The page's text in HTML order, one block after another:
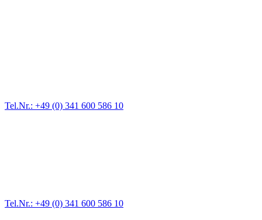
Tel.Nr.: +49 (0) 341 600 586 10
Tel.Nr.: +49 (0) 341 600 586 10